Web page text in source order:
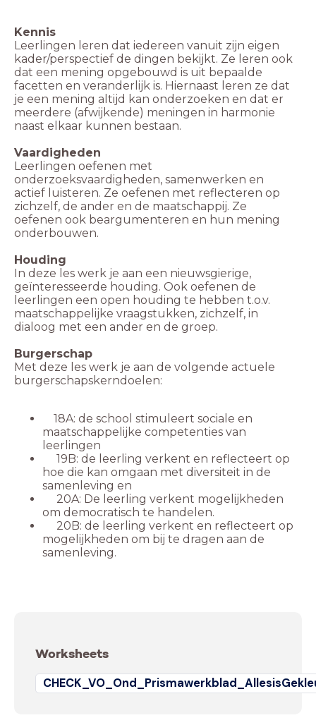
Kennis
Leerlingen leren dat iedereen vanuit zijn eigen
kader/perspectief de dingen bekijkt. Ze leren ook
dat een mening opgebouwd is uit bepaalde
facetten en veranderlijk is. Hiernaast leren ze dat
je een mening altijd kan onderzoeken en dat er
meerdere (afwijkende) meningen in harmonie
naast elkaar kunnen bestaan.
Vaardigheden
Leerlingen oefenen met
onderzoeksvaardigheden, samenwerken en
actief luisteren. Ze oefenen met reflecteren op
zichzelf, de ander en de maatschappij. Ze
oefenen ook beargumenteren en hun mening
onderbouwen.
Houding
In deze les werk je aan een nieuwsgierige,
geïnteresseerde houding. Ook oefenen de
leerlingen een open houding te hebben t.o.v.
maatschappelijke vraagstukken, zichzelf, in
dialoog met een ander en de groep.
Burgerschap
Met deze les werk je aan de volgende actuele
burgerschapskerndoelen:
18A: de school stimuleert sociale en
maatschappelijke competenties van
leerlingen
19B: de leerling verkent en reflecteert op
hoe die kan omgaan met diversiteit in de
samenleving en
20A: De leerling verkent mogelijkheden
om democratisch te handelen.
20B: de leerling verkent en reflecteert op
mogelijkheden om bij te dragen aan de
samenleving.
Worksheets